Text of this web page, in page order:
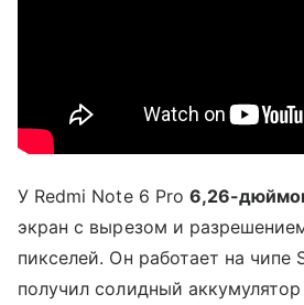
У Redmi Note 6 Pro 6,26-
экран с вырезом и
пикселей. Он работает на чипе
получил солидный